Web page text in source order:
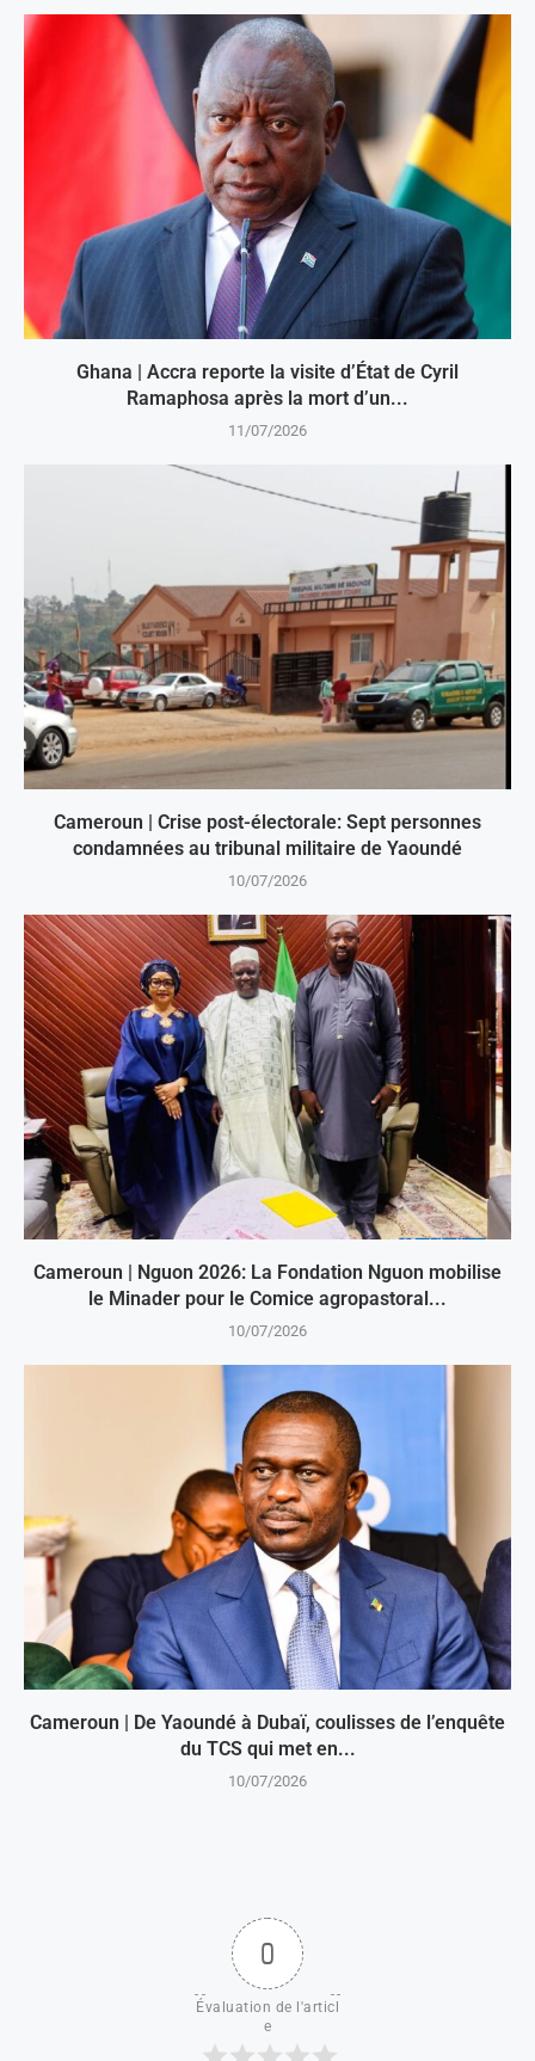
Ghana | Accra reporte la visite d’État de Cyril
Ramaphosa après la mort d’un...
11/07/2026
Cameroun | Crise post-électorale: Sept personnes
condamnées au tribunal militaire de Yaoundé
10/07/2026
Cameroun | Nguon 2026: La Fondation Nguon mobilise
le Minader pour le Comice agropastoral...
10/07/2026
Cameroun | De Yaoundé à Dubaï, coulisses de l’enquête
du TCS qui met en...
10/07/2026
0
Évaluation de l'articl
e